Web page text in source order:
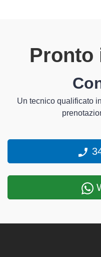
Pronto
Un tecnico qualificato